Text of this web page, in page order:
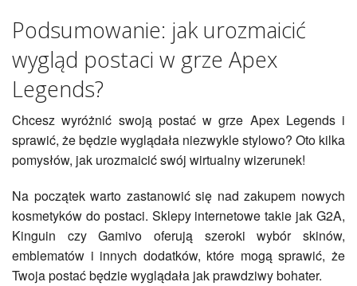
Podsumowanie: jak urozmaicić
wygląd postaci w grze Apex
Legends?
Chcesz wyróżnić swoją postać w grze Apex Legends i
sprawić, że będzie wyglądała niezwykle stylowo? Oto kilka
pomysłów, jak urozmaicić swój wirtualny wizerunek!
Na początek warto zastanowić się nad zakupem nowych
kosmetyków do postaci. Sklepy internetowe takie jak G2A,
Kinguin czy Gamivo oferują szeroki wybór skinów,
emblematów i innych dodatków, które mogą sprawić, że
Twoja postać będzie wyglądała jak prawdziwy bohater.